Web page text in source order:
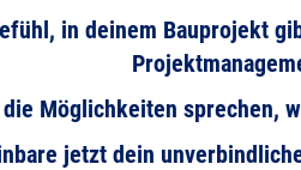
in deinem Bauprojekt
die Möglichkeiten sprechen,
jetzt dein